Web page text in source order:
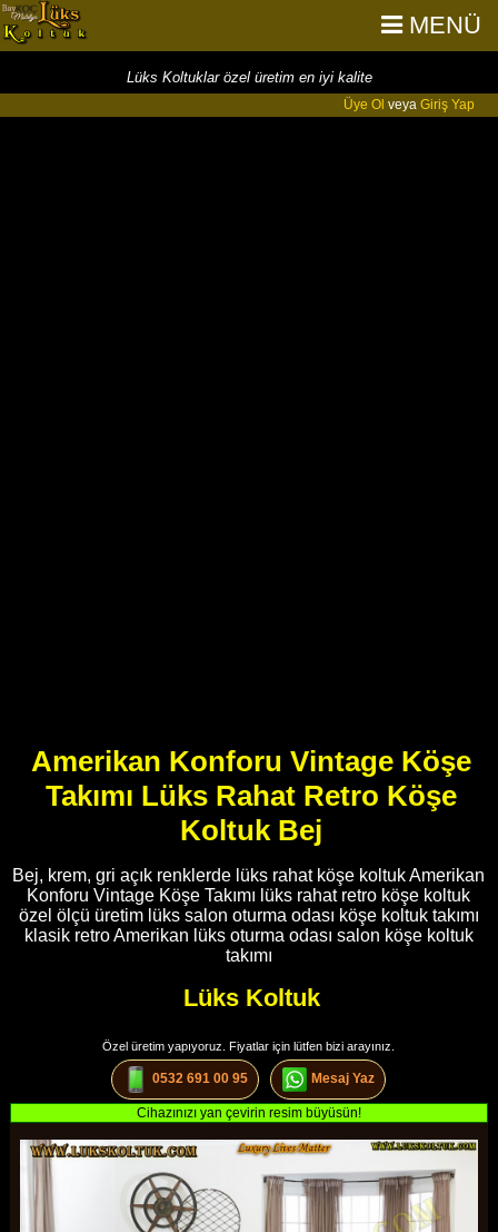
MENÜ
Lüks Koltuklar özel üretim en iyi kalite
Üye Ol veya Giriş Yap
Amerikan Konforu Vintage Köşe
Takımı Lüks Rahat Retro Köşe
Koltuk Bej
Bej, krem, gri açık renklerde lüks rahat köşe koltuk Amerikan
Konforu Vintage Köşe Takımı lüks rahat retro köşe koltuk
özel ölçü üretim lüks salon oturma odası köşe koltuk takımı
klasik retro Amerikan lüks oturma odası salon köşe koltuk
takımı
Lüks Koltuk
Özel üretim yapıyoruz. Fiyatlar için lütfen bizi arayınız.
0532 691 00 95 Mesaj Yaz
Cihazınızı yan çevirin resim büyüsün!